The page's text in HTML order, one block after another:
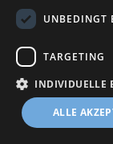
Kontakt
UNBEDINGT
TARGETING
INDIVIDUELLE
ALLE